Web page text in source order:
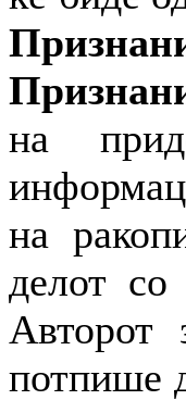
на
на
делот со
Авторот
потпише